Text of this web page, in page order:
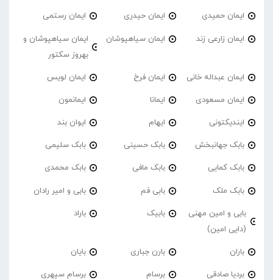
ایمان حمیدی ایمان حیدری ایمان رستمی
ایمان زارعی زند ایمان سیاهپوشان
ایمان سیاهپوشان و
بهروز سکتور
ایمان عبداله خانی ایمان فرخ ایمان لویس
ایمان مسعودی ایمانا ایمانمون
ایندیکتونی ایهام ایوان بند
بابک جهانبخش بابک حسینی بابک سلیمی
بابک کمایی بابک مافی بابک محمدی
بابک ملک بابی فم بابی و امیر رادان
بابی و امین مهنی
(دایی امین)
بابیک باراد
باران بارن جباری بایان
بردیا صادقی برسام برسام سپهری